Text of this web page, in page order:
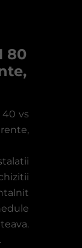
80
40 vs